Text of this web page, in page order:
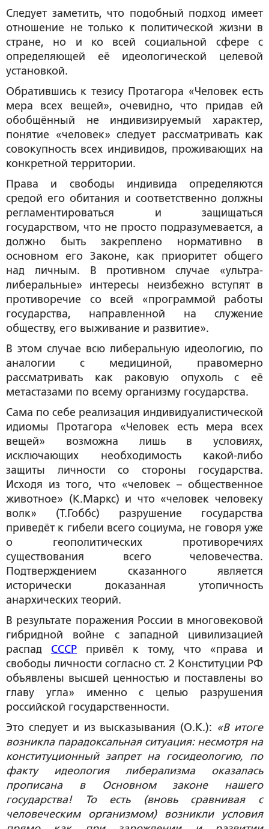
Следует заметить, что подобный подход имеет
отношение не только к политической жизни в
стране, но и ко всей социальной сфере с
определяющей её идеологической целевой
установкой.
Обратившись к тезису Протагора «Человек есть
мера всех вещей», очевидно, что придав ей
обобщённый не индивизируемый характер,
понятие «человек» следует рассматривать как
совокупность всех индивидов, проживающих на
конкретной территории.
Права и свободы индивида определяются
средой его обитания и соответственно должны
регламентироваться и защищаться
государством, что не просто подразумевается, а
должно быть закреплено нормативно в
основном его Законе, как приоритет общего
над личным. В противном случае «ультра-
либеральные» интересы неизбежно вступят в
противоречие со всей «программой работы
государства, направленной на служение
обществу, его выживание и развитие».
В этом случае всю либеральную идеологию, по
аналогии с медициной, правомерно
рассматривать как раковую опухоль с её
метастазами по всему организму государства.
Сама по себе реализация индивидуалистической
идиомы Протагора «Человек есть мера всех
вещей» возможна лишь в условиях,
исключающих необходимость какой-либо
защиты личности со стороны государства.
Исходя из того, что «человек – общественное
животное» (К.Маркс) и что «человек человеку
волк» (Т.Гоббс) разрушение государства
приведёт к гибели всего социума, не говоря уже
о геополитических противоречиях
существования всего человечества.
Подтверждением сказанного является
исторически доказанная утопичность
анархических теорий.
В результате поражения России в многовековой
гибридной войне с западной цивилизацией
распад СССР привёл к тому, что «права и
свободы личности согласно ст. 2 Конституции РФ
объявлены высшей ценностью и поставлены во
главу угла» именно с целью разрушения
российской государственности.
Это следует и из высказывания (О.К.): «В итоге
возникла парадоксальная ситуация: несмотря на
конституционный запрет на госидеологию, по
факту идеология либерализма оказалась
прописана в Основном законе нашего
государства! То есть (вновь сравнивая с
человеческим организмом) возникли условия